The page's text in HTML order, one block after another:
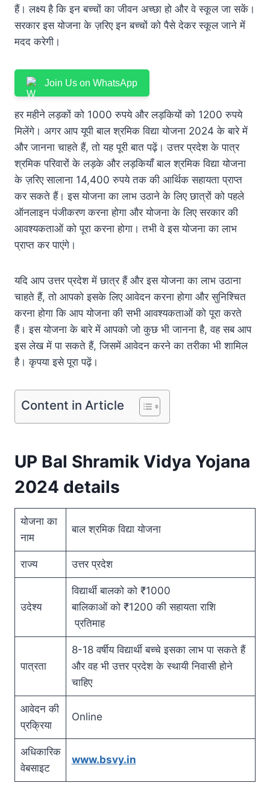
हैं। लक्ष्य है कि इन बच्चों का जीवन अच्छा हो और वे स्कूल जा सकें।
सरकार इस योजना के ज़रिए इन बच्चों को पैसे देकर स्कूल जाने में
मदद करेगी।
Join Us on WhatsApp
हर महीने लड़कों को 1000 रुपये और लड़कियों को 1200 रुपये
मिलेंगे। अगर आप यूपी बाल श्रमिक विद्या योजना 2024 के बारे में
और जानना चाहते हैं, तो यह पूरी बात पढ़ें। उत्तर प्रदेश के पात्र
श्रमिक परिवारों के लड़के और लड़कियाँ बाल श्रमिक विद्या योजना
के ज़रिए सालाना 14,400 रुपये तक की आर्थिक सहायता प्राप्त
कर सकते हैं। इस योजना का लाभ उठाने के लिए छात्रों को पहले
ऑनलाइन पंजीकरण करना होगा और योजना के लिए सरकार की
आवश्यकताओं को पूरा करना होगा। तभी वे इस योजना का लाभ
प्राप्त कर पाएंगे।
यदि आप उत्तर प्रदेश में छात्र हैं और इस योजना का लाभ उठाना
चाहते हैं, तो आपको इसके लिए आवेदन करना होगा और सुनिश्चित
करना होगा कि आप योजना की सभी आवश्यकताओं को पूरा करते
हैं। इस योजना के बारे में आपको जो कुछ भी जानना है, वह सब आप
इस लेख में पा सकते हैं, जिसमें आवेदन करने का तरीका भी शामिल
है। कृपया इसे पूरा पढ़ें।
Content in Article
UP Bal Shramik Vidya Yojana
2024 details
योजना का
नाम
बाल श्रमिक विद्या योजना
राज्य उत्तर प्रदेश
उदेश्य
विद्यार्थी बालको को ₹1000
बालिकाओं को ₹1200 की सहायता राशि
प्रतिमाह
पात्रता
8-18 वर्षीय विद्यार्थी बच्चे इसका लाभ पा सकते हैं
और वह भी उत्तर प्रदेश के स्थायी निवासी होने
चाहिए
आवेदन की
प्रक्रिया
Online
अधिकारिक
वेबसाइट
www.bsvy.in